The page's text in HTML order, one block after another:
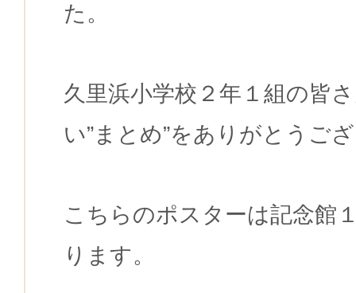
た。
久里浜小学校２年１組の皆
い”まとめ”をありがとうご
こちらのポスターは記念館
ります。